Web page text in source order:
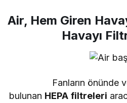
Air, Hem Giren
Havayı
Fanların önünde
bulunan HEPA filtreleri